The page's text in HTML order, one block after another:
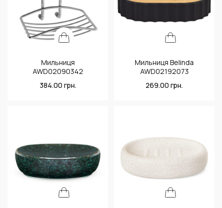
Мильниця
AWD02090342
384.00 грн.
Мильниця Belinda
AWD02192073
269.00 грн.